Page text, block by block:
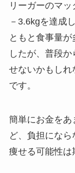
リーガーのマ
－3.6kgを達成
ともと食事量
したが、普段
せないかもしれ
です。
簡単にお金をあ
ど、負担にな
痩せる可能性は